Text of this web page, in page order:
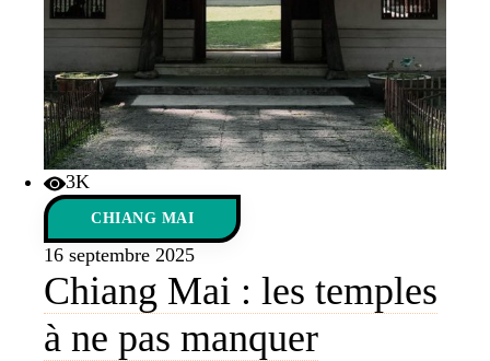
3K
CHIANG MAI
16 septembre 2025
Chiang Mai : les temples
à ne pas manquer